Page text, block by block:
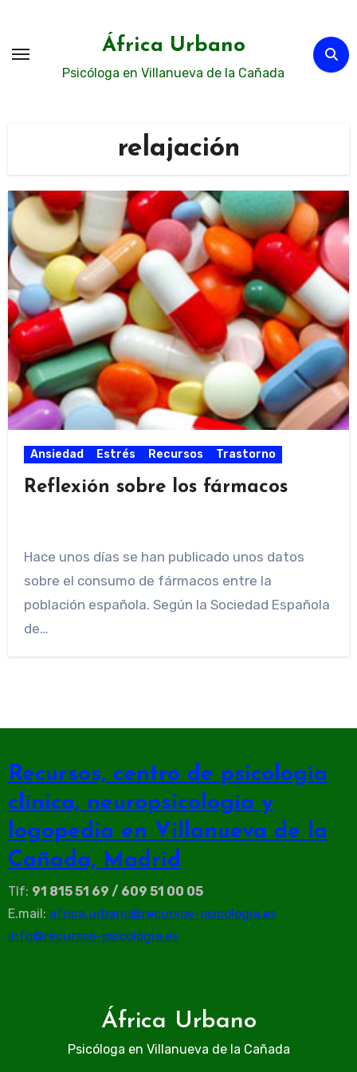
contenido
África Urbano
Psicóloga en Villanueva de la Cañada
relajación
Ansiedad Estrés Recursos Trastorno
Reflexión sobre los fármacos
Hace unos días se han publicado unos datos
sobre el consumo de fármacos entre la
población española. Según la Sociedad Española
de…
Recursos, centro de psicología
clínica, neuropsicología y
logopedia en Villanueva de la
Cañada, Madrid
Tlf: 91 815 51 69 / 609 51 00 05
E.mail: africa.urbano@recursos-psicologia.es
info@recursos-psicologia.es
África Urbano
Psicóloga en Villanueva de la Cañada